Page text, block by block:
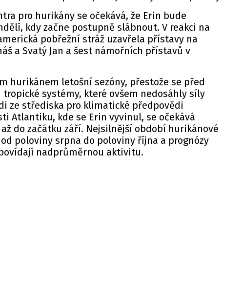
pro hurikány se očekává, že Erin bude
kdy začne postupně slábnout. V reakci na
pobřežní stráž uzavřela přístavy na
a Svatý Jan a šest námořních přístavů v
hurikánem letošní sezóny, přestože se před
systémy, které ovšem nedosáhly síly
ze střediska pro klimatické předpovědi
Atlantiku, kde se Erin vyvinul, se očekává
do začátku září. Nejsilnější období hurikánové
poloviny srpna do poloviny října a prognózy
nadprůměrnou aktivitu.